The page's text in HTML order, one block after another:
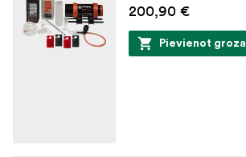
200,90 €
Pievienot